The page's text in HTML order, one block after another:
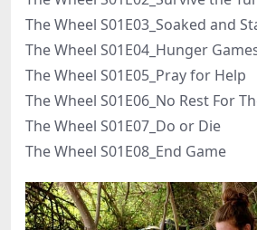
The Wheel S01E03_Soaked and
The Wheel S01E04_Hunger
The Wheel S01E05_Pray for Help
The Wheel S01E06_No Rest For
The Wheel S01E07_Do or Die
The Wheel S01E08_End Game